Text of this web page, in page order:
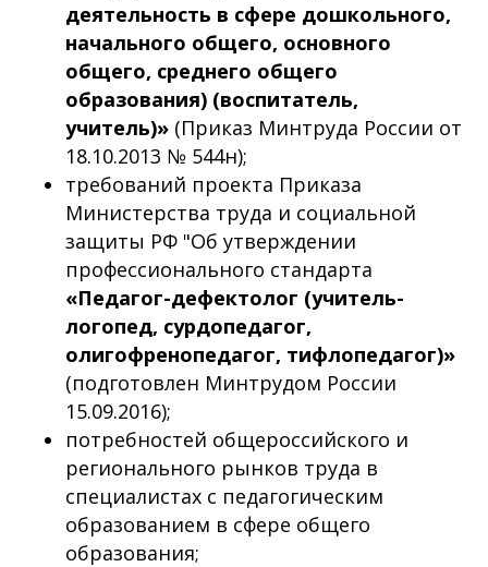
деятельность в сфере дошкольного,
начального общего, основного
общего, среднего общего
образования) (воспитатель,
учитель)» (Приказ Минтруда России от
18.10.2013 № 544н);
требований проекта Приказа
Министерства труда и социальной
защиты РФ "Об утверждении
профессионального стандарта
«Педагог-дефектолог (учитель-
логопед, сурдопедагог,
олигофренопедагог, тифлопедагог)»
(подготовлен Минтрудом России
15.09.2016);
потребностей общероссийского и
регионального рынков труда в
специалистах с педагогическим
образованием в сфере общего
образования;